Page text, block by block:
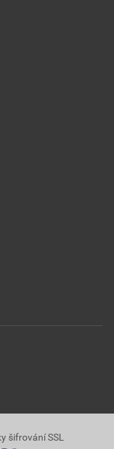
šifrování SSL